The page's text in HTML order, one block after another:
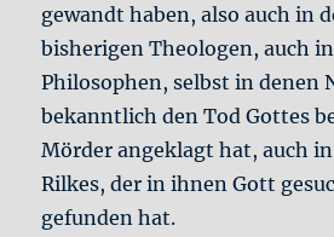
gewandt haben, also auch in
bisherigen Theologen, auch
Philosophen, selbst in denen
bekanntlich den Tod Gottes
Mörder angeklagt hat, auch
Rilkes, der in ihnen Gott
gefunden hat.